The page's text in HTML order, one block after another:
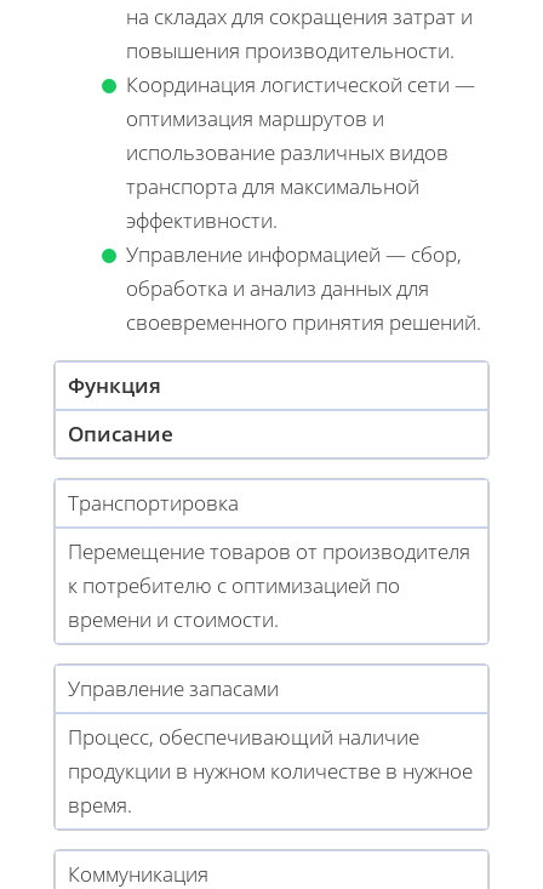
на складах для сокращения затрат и
повышения производительности.
Координация логистической сети —
оптимизация маршрутов и
использование различных видов
транспорта для максимальной
эффективности.
Управление информацией — сбор,
обработка и анализ данных для
своевременного принятия решений.
Функция
Описание
Транспортировка
Перемещение товаров от производителя
к потребителю с оптимизацией по
времени и стоимости.
Управление запасами
Процесс, обеспечивающий наличие
продукции в нужном количестве в нужное
время.
Коммуникация